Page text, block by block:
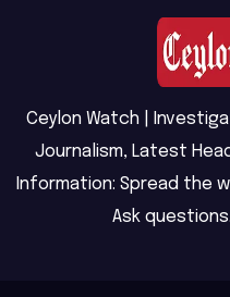
Ceylon Watch |
Journalism, Latest
Information: Spread the
Ask